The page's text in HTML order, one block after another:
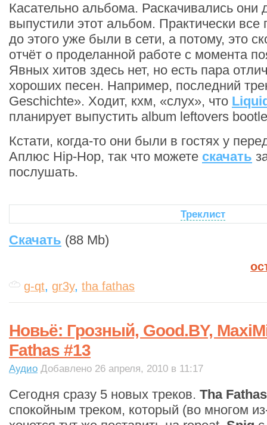
Касательно альбома. Раскачивались они
выпустили этот альбом. Практически все
до этого уже были в сети, а потому, это
отчёт о проделанной работе с момента
Явных хитов здесь нет, но есть пара
хороших песен. Например, последний
Geschichte». Ходит, кхм, «слух», что
планирует выпустить album leftovers
Кстати, когда-то они были в гостях у
Аплюс Hip-Hop, так что можете скачать
послушать.
Треклист
Скачать (88 Mb)
g-qt, gr3y, tha fathas
Новьё: Грозный, Good.BY,
Fathas #13
Аудио Добавлено 26 апреля, 2010 в 11:17
Сегодня сразу 5 новых треков. Tha Fathas
спокойным треком, который (во многом